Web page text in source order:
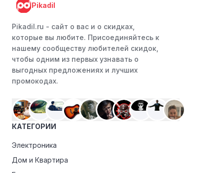
Pikadil
Pikadil.ru - cайт о вас и о скидках,
которые вы любите. Присоединяйтесь к
нашему сообществу любителей скидок,
чтобы одним из первых узнавать о
выгодных предложениях и лучших
промокодах.
КАТЕГОРИИ
Электроника
Дом и Квартира